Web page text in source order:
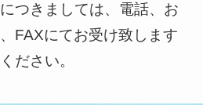
つきましては、電話、お
FAXにてお受け致します
ださい。